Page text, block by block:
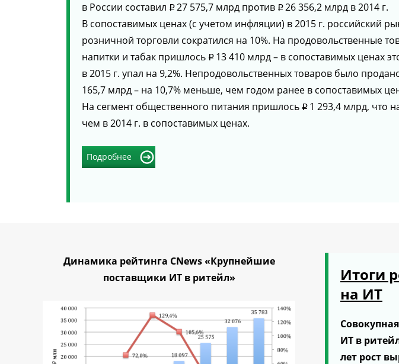
в России составил p 27 575,7 млрд против p 26 356,2 млрд в 2014 г.
В сопоставимых ценах (с учетом инфляции) в 2015 г. российский
розничной торговли сократился на 10%. На продовольственные
напитки и табак пришлось p 13 410 млрд – в сопоставимых ценах
в 2015 г. упал на 9,2%. Непродовольственных товаров было
165,7 млрд – на 10,7% меньше, чем годом ранее в сопоставимых
На сегмент общественного питания пришлось p 1 293,4 млрд, что
чем в 2014 г. в сопоставимых ценах.
Подробнее
Динамика рейтинга CNews «Крупнейшие
поставщики ИТ в ритейл»
Итоги
на ИТ
ИТ в
лет рост